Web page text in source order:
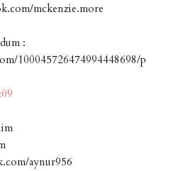
mckenzie.more
:
100045726474994448698/p
aynur956